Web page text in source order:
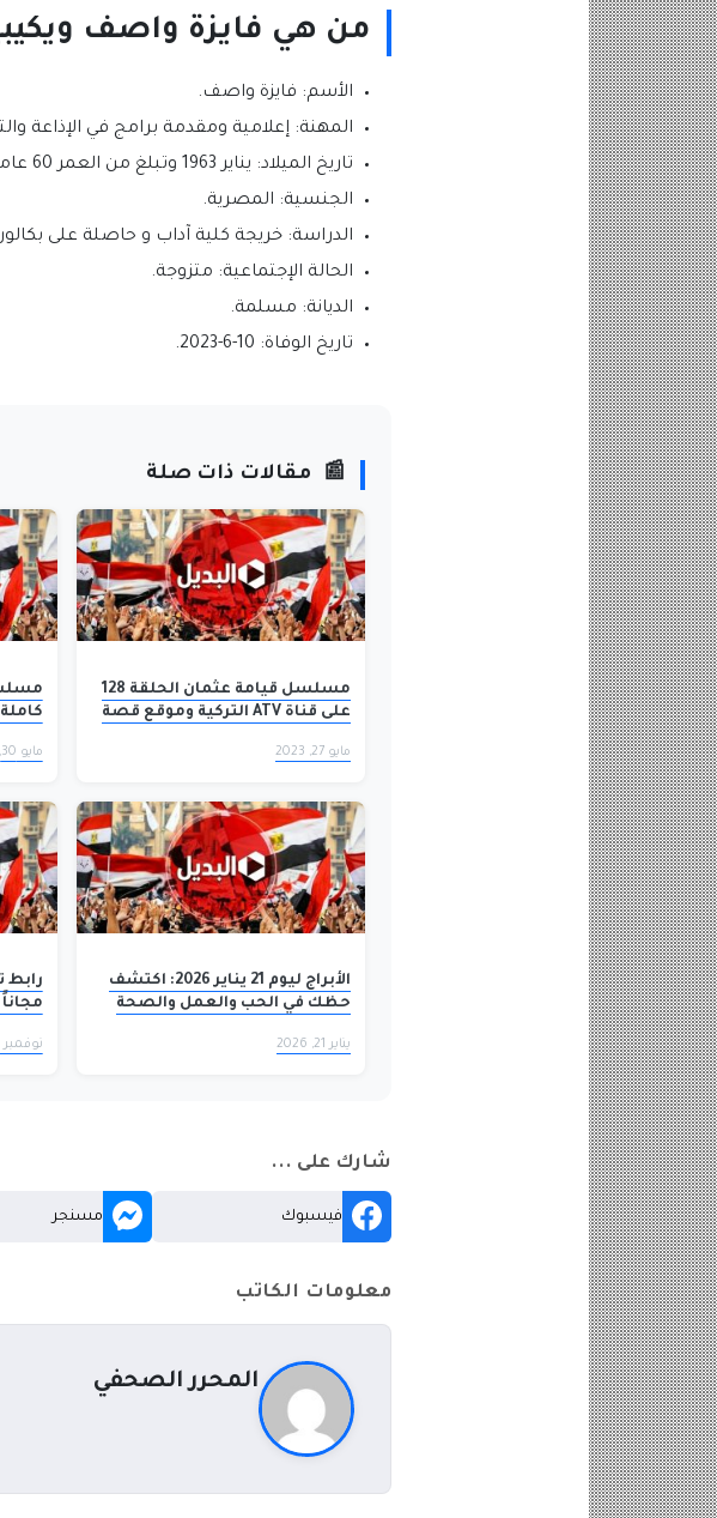
من هي فايزة واصف
الأسم: فايزة واصف.
المهنة: إعلامية ومقدمة برامج في الإذاعة
تاريخ الميلاد: يناير 1963 وتبلغ من العمر 60 عاماً.
الجنسية: المصرية.
الدراسة: خريجة كلية آداب و حاصلة على
الحالة الإجتماعية: متزوجة.
الديانة: مسلمة.
تاريخ الوفاة: 10-6-2023.
📰 مقالات ذات صلة
مسلسل قيامة عثمان الحلقة 128
على قناة ATV التركية وموقع قصة
مايو 27, 2023 مايو 30, 2023
الأبراج ليوم 21 يناير 2026: اكتشف
حظك في الحب والعمل والصحة
يناير 21, 2026 نوفمبر 6, 2023
شارك على ...
فيسبوك مسنجر
معلومات الكاتب
المحرر الصحفي